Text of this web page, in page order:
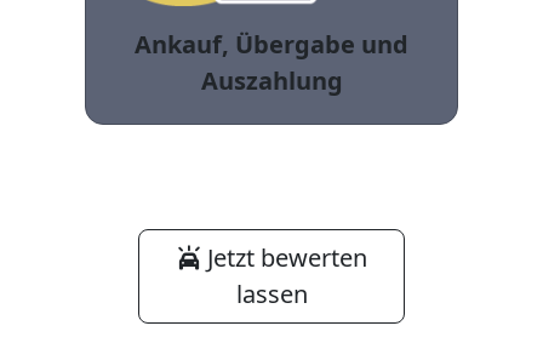
Ankauf, Übergabe und
Auszahlung
Jetzt bewerten
lassen